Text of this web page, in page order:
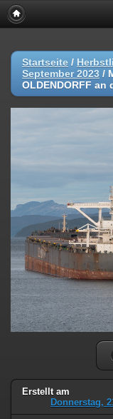
Startseite /
September 2023 /
OLDENDORFF
Erstellt am
Donnerstag,